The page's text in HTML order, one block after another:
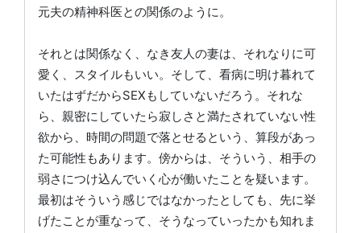
元夫の精神科医との関係のように。
それとは関係なく、なき友人の妻は、それなりに可
愛く、スタイルもいい。そして、看病に明け暮れて
いたはずだからSEXもしていないだろう。それな
ら、親密にしていたら寂しさと満たされていない性
欲から、時間の問題で落とせるという、算段があっ
た可能性もあります。傍からは、そういう、相手の
弱さにつけ込んでいく心が働いたことを疑います。
最初はそういう感じではなかったとしても、先に挙
げたことが重なって、そうなっていったかも知れま